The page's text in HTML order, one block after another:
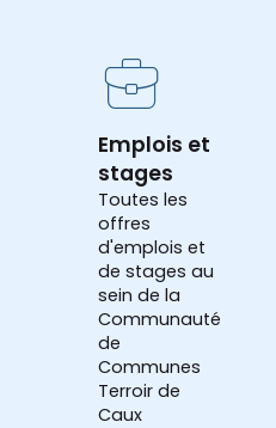
Emplois et
stages
Toutes les
offres
d'emplois et
de stages au
sein de la
Communauté
de
Communes
Terroir de
Caux